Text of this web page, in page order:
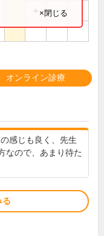
×閉じる
オンライン診療
感じも良く、先生
なので、あまり待た
る